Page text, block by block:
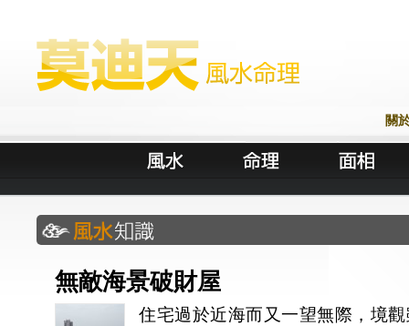
關
無敵海景破財屋
住宅過於近海而又一望無際，境